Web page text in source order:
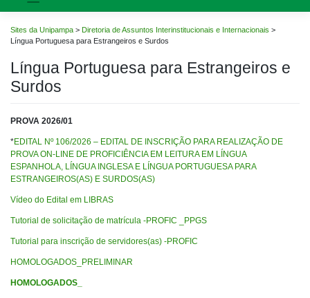
Sites da Unipampa > Diretoria de Assuntos Interinstitucionais e Internacionais >
Língua Portuguesa para Estrangeiros e Surdos
Língua Portuguesa para Estrangeiros e
Surdos
PROVA 2026/01
*EDITAL Nº 106/2026 – EDITAL DE INSCRIÇÃO PARA REALIZAÇÃO DE
PROVA ON-LINE DE PROFICIÊNCIA EM LEITURA EM LÍNGUA
ESPANHOLA, LÍNGUA INGLESA E LÍNGUA PORTUGUESA PARA
ESTRANGEIROS(AS) E SURDOS(AS)
Vídeo do Edital em LIBRAS
Tutorial de solicitação de matrícula -PROFIC _PPGS
Tutorial para inscrição de servidores(as) -PROFIC
HOMOLOGADOS_PRELIMINAR
HOMOLOGADOS_